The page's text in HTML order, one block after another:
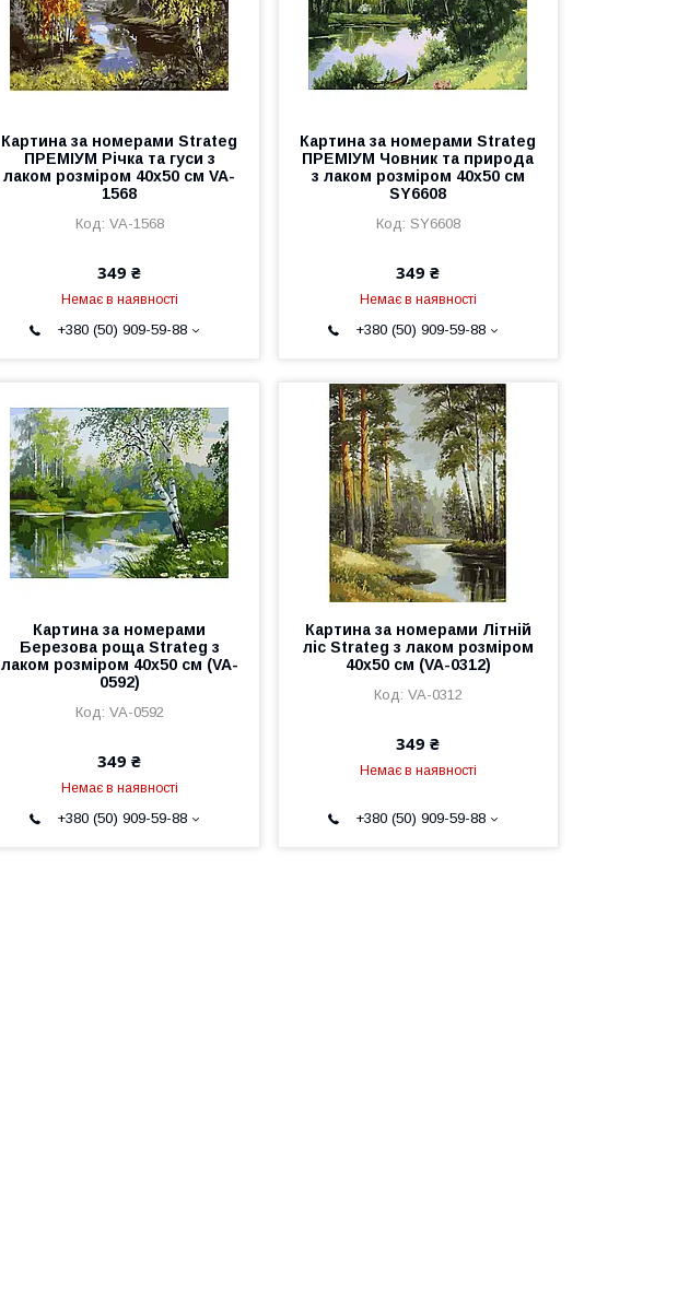
Картина за номерами Strateg
ПРЕМІУМ Річка та гуси з
лаком розміром 40х50 см VA-
1568
VA-1568
349 ₴
Немає в наявності
+380 (50) 909-59-88
Картина за номерами Strateg
ПРЕМІУМ Човник та природа
з лаком розміром 40х50 см
SY6608
SY6608
349 ₴
Немає в наявності
+380 (50) 909-59-88
Картина за номерами
Березова роща Strateg з
лаком розміром 40х50 см (VA-
0592)
VA-0592
349 ₴
Немає в наявності
+380 (50) 909-59-88
Картина за номерами Літній
ліс Strateg з лаком розміром
40х50 см (VA-0312)
VA-0312
349 ₴
Немає в наявності
+380 (50) 909-59-88